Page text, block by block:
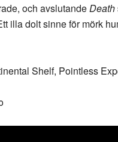
och avslutandeDeath
illa dolt sinne för mörk
Shelf, Pointless